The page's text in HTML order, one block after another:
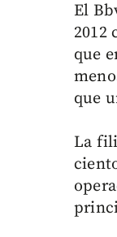
El
2012
que
que
La